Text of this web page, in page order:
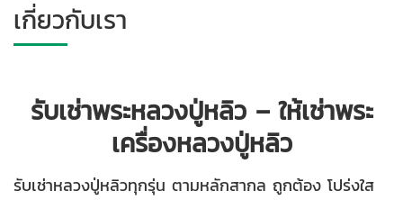
เกี่ยวกับเรา
รับเช่าพระหลวงปู่หลิว – ให้เช่าพระ
เครื่องหลวงปู่หลิว
รับเช่าหลวงปู่หลิวทุกรุ่น ตามหลักสากล ถูกต้อง โปร่งใส